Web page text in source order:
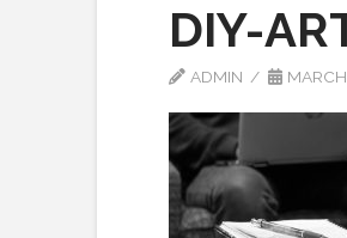
DIY-
ADMIN MARCH